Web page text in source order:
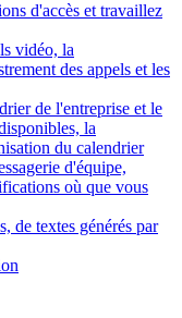
d'accès et travaillez
vidéo, la
des appels et les
de l'entreprise et le
la
du calendrier
d'équipe,
où que vous
de textes générés par